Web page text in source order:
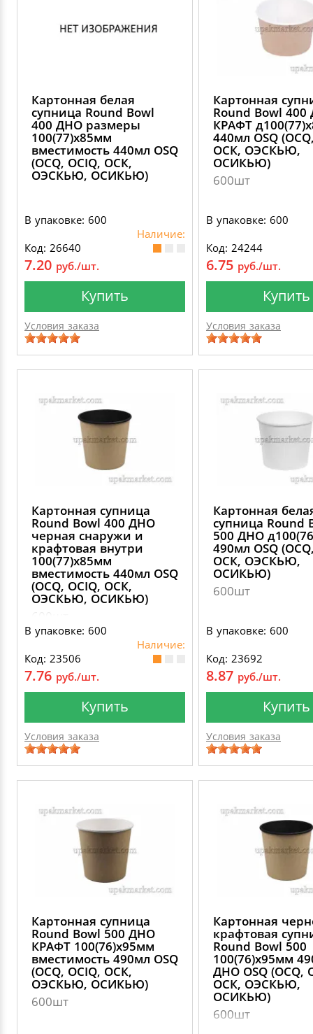
Картонная белая
супница Round Bowl
400 ДНО размеры
100(77)х85мм
вместимость 440мл OSQ
(OCQ, OCIQ, ОСК,
ОЭСКЬЮ, ОСИКЬЮ)
В упаковке: 600
Наличие:
Код: 26640
7.20 руб./шт.
Купить
Условия заказа
Картонная
Round Bowl
КРАФТ
440мл OSQ
ОСК, ОЭСКЬЮ,
ОСИКЬЮ)
600шт
В упаковке: 600
Код: 24244
6.75 руб./шт.
Купить
Условия заказа
Картонная супница
Round Bowl 400 ДНО
черная снаружи и
крафтовая внутри
100(77)х85мм
вместимость 440мл OSQ
(OCQ, OCIQ, ОСК,
ОЭСКЬЮ, ОСИКЬЮ)
В упаковке: 600
Наличие:
Код: 23506
7.76 руб./шт.
Купить
Условия заказа
Картонная
супница Round
500 ДНО
490мл OSQ
ОСК, ОЭСКЬЮ,
ОСИКЬЮ)
600шт
В упаковке: 600
Код: 23692
8.87 руб./шт.
Купить
Условия заказа
Картонная супница
Round Bowl 500 ДНО
КРАФТ 100(76)х95мм
вместимость 490мл OSQ
(OCQ, OCIQ, ОСК,
ОЭСКЬЮ, ОСИКЬЮ)
600шт
Картонная
крафтовая
Round Bowl 500
100(76)х95мм
ДНО OSQ (OCQ,
ОСК, ОЭСКЬЮ,
ОСИКЬЮ)
600шт